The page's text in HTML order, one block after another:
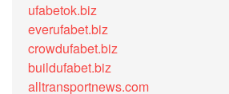
ufabetok.biz
everufabet.biz
crowdufabet.biz
buildufabet.biz
alltransportnews.com